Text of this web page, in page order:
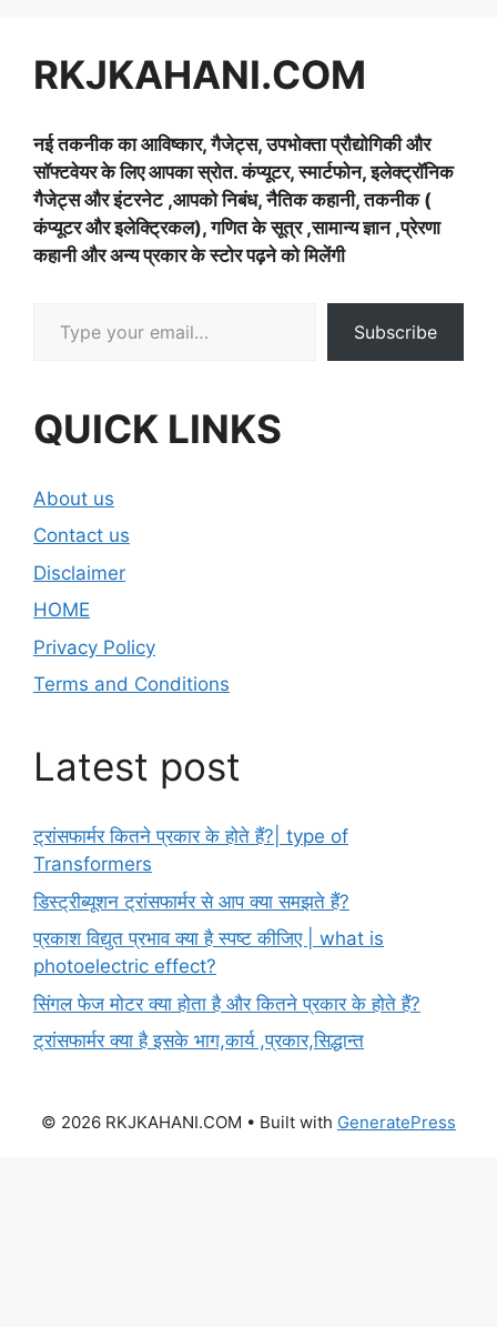
RKJKAHANI.COM
नई तकनीक का आविष्कार, गैजेट्स, उपभोक्ता प्रौद्योगिकी और
सॉफ्टवेयर के लिए आपका स्रोत. कंप्यूटर, स्मार्टफोन, इलेक्ट्रॉनिक
गैजेट्स और इंटरनेट ,आपको निबंध, नैतिक कहानी, तकनीक (
कंप्यूटर और इलेक्ट्रिकल), गणित के सूत्र ,सामान्य ज्ञान ,प्रेरणा
कहानी और अन्य प्रकार के स्टोर पढ़ने को मिलेंगी
Subscribe
QUICK LINKS
About us
Contact us
Disclaimer
HOME
Privacy Policy
Terms and Conditions
Latest post
ट्रांसफार्मर कितने प्रकार के होते हैं?| type of
Transformers
डिस्ट्रीब्यूशन ट्रांसफार्मर से आप क्या समझते हैं?
प्रकाश विद्युत प्रभाव क्या है स्पष्ट कीजिए | what is
photoelectric effect?
सिंगल फेज मोटर क्या होता है और कितने प्रकार के होते हैं?
ट्रांसफार्मर क्या है इसके भाग,कार्य ,प्रकार,सिद्धान्त
© 2026 RKJKAHANI.COM • Built with GeneratePress